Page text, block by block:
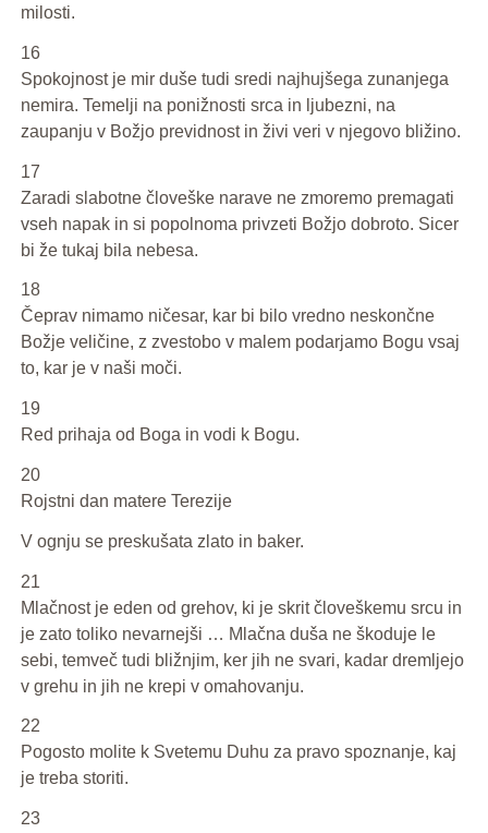
milosti.
16
Spokojnost je mir duše tudi sredi najhujšega zunanjega
nemira. Temelji na ponižnosti srca in ljubezni, na
zaupanju v Božjo previdnost in živi veri v njegovo bližino.
17
Zaradi slabotne človeške narave ne zmoremo premagati
vseh napak in si popolnoma privzeti Božjo dobroto. Sicer
bi že tukaj bila nebesa.
18
Čeprav nimamo ničesar, kar bi bilo vredno neskončne
Božje veličine, z zvestobo v malem podarjamo Bogu vsaj
to, kar je v naši moči.
19
Red prihaja od Boga in vodi k Bogu.
20
Rojstni dan matere Terezije
V ognju se preskušata zlato in baker.
21
Mlačnost je eden od grehov, ki je skrit človeškemu srcu in
je zato toliko nevarnejši … Mlačna duša ne škoduje le
sebi, temveč tudi bližnjim, ker jih ne svari, kadar dremljejo
v grehu in jih ne krepi v omahovanju.
22
Pogosto molite k Svetemu Duhu za pravo spoznanje, kaj
je treba storiti.
23